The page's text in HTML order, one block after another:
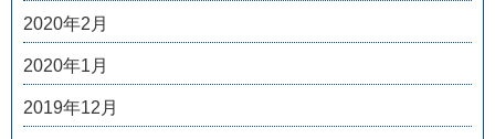
2020年2月
2020年1月
2019年12月